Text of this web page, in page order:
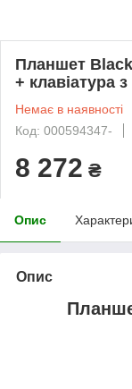
Планшет
+ клавіатура
Немає в наявності
Код: 000594347-
8 272 ₴
Опис
Опис